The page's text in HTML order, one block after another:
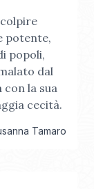
potente,
popoli,
dal
con la sua
cecità.
Tamaro